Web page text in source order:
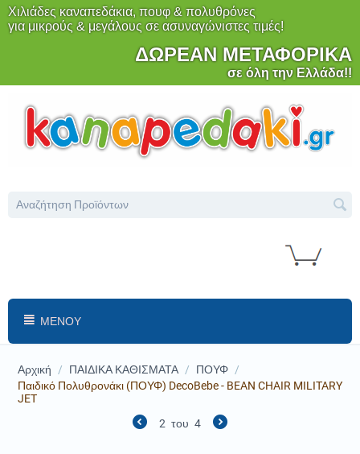
Χιλιάδες καναπεδάκια, πουφ & πολυθρόνες
για μικρούς & μεγάλους σε ασυναγώνιστες τιμές!
ΔΩΡΕΑΝ ΜΕΤΑΦΟΡΙΚΑ
σε όλη την Ελλάδα!!
ΜΕΝΟΎ
Αρχική / ΠΑΙΔΙΚΑ ΚΑΘΙΣΜΑΤΑ / ΠΟΥΦ /
Παιδικό Πολυθρονάκι (ΠΟΥΦ) DecoBebe - BEAN CHAIR MILITARY
JET
2 του 4